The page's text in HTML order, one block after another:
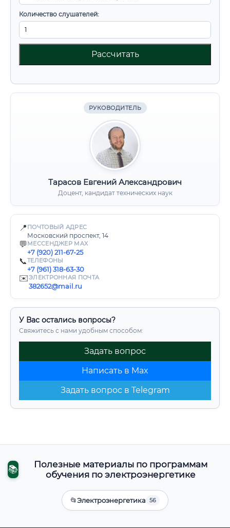
Количество слушателей:
Рассчитать
РУКОВОДИТЕЛЬ
Тарасов Евгений Александрович
Доцент, кандидат технических наук
📍 ПОЧТОВЫЙ АДРЕС
Московский проспект, 14
💬 МЕССЕНДЖЕР MAX
+7 (920) 211-67-25
📞ТЕЛЕФОНЫ
+7 (961) 318-63-30
✉️ЭЛЕКТРОННАЯ ПОЧТА
382652@mail.ru
У Вас остались вопросы?
Свяжитесь с нами удобным способом:
Задать вопрос
Написать в Max
Задать вопрос в Telegram
📚
Полезные материалы по программам
обучения по электроэнергетике
📂Электроэнергетика 56